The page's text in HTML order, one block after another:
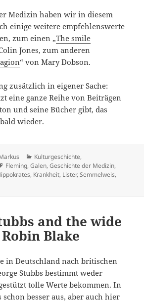
Medizin haben wir in diesem
einige weitere empfehlenswerte
zum einen „The smile
Jones, zum anderen
“ von Mary Dobson.
zusätzlich in eigener Sache:
eine ganze Reihe von Beiträgen
und seine Bücher gibt, das
wieder.
Kategorien
Kulturgeschichte,
Schlagwörter
Fleming,Galen,Geschichte der Medizin,
, Krankheit, Lister,Semmelweis,
and the wide
Blake
in Deutschland nach britischen
Stubbs bestimmt weder
tolle Werte bekommen. In
schon besser aus, aber auch hier